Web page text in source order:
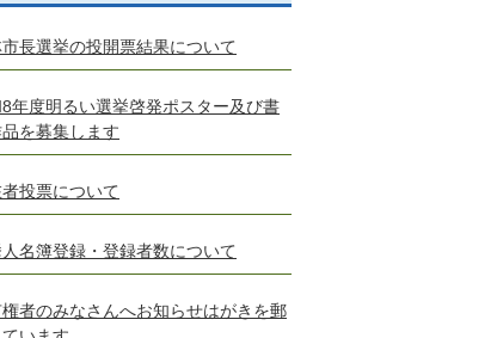
長選挙の投開票結果について
年度明るい選挙啓発ポスター及び書
を募集します
投票について
名簿登録・登録者数について
者のみなさんへお知らせはがきを郵